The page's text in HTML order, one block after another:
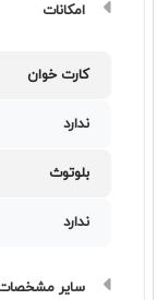
امکانات
کارت خوان
ندارد
بلوتوث
ندارد
سایر